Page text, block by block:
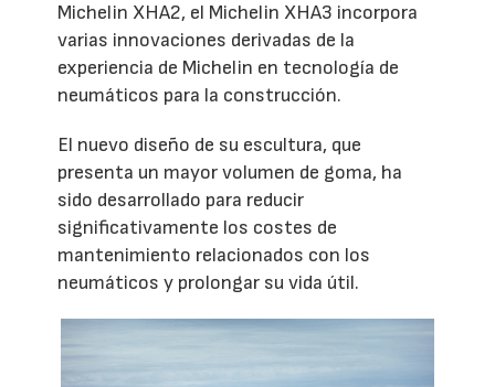
Michelin XHA2, el Michelin XHA3 incorpora
varias innovaciones derivadas de la
experiencia de Michelin en tecnología de
neumáticos para la construcción.
El nuevo diseño de su escultura, que
presenta un mayor volumen de goma, ha
sido desarrollado para reducir
significativamente los costes de
mantenimiento relacionados con los
neumáticos y prolongar su vida útil.